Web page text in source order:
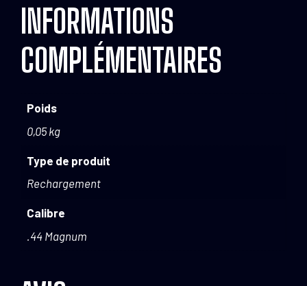
INFORMATIONS
COMPLÉMENTAIRES
Poids
0,05 kg
Type de produit
Rechargement
Calibre
.44 Magnum